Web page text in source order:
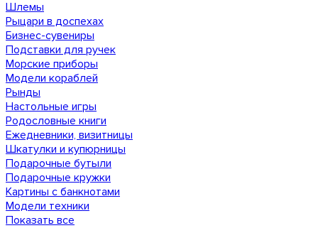
Шлемы
Рыцари в доспехах
Бизнес-сувениры
Подставки для ручек
Морские приборы
Модели кораблей
Рынды
Настольные игры
Родословные книги
Ежедневники, визитницы
Шкатулки и купюрницы
Подарочные бутыли
Подарочные кружки
Картины с банкнотами
Модели техники
Показать все